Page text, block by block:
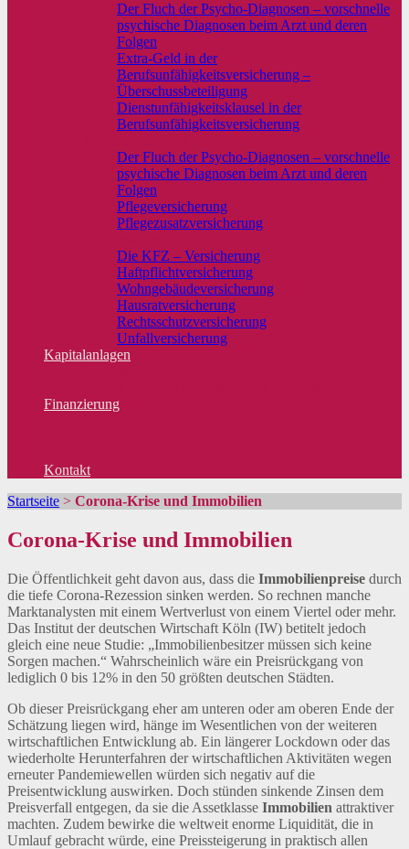
Der Fluch der Psycho-Diagnosen – vorschnelle
psychische Diagnosen beim Arzt und deren
Folgen
Extra-Geld in der
Berufsunfähigkeitsversicherung –
Überschussbeteiligung
Dienstunfähigkeitsklausel in der
Berufsunfähigkeitsversicherung
Der Fluch der Psycho-Diagnosen – vorschnelle
psychische Diagnosen beim Arzt und deren
Folgen
Pflegeversicherung
Pflegezusatzversicherung
Die KFZ – Versicherung
Haftpflichtversicherung
Wohngebäudeversicherung
Hausratversicherung
Rechtsschutzversicherung
Unfallversicherung
Kapitalanlagen
Finanzierung
Kontakt
Startseite > Corona-Krise und Immobilien
Corona-Krise und Immobilien
Die Öffentlichkeit geht davon aus, dass die Immobilienpreise durch
die tiefe Corona-Rezession sinken werden. So rechnen manche
Marktanalysten mit einem Wertverlust von einem Viertel oder mehr.
Das Institut der deutschen Wirtschaft Köln (IW) betitelt jedoch
gleich eine neue Studie: „Immobilienbesitzer müssen sich keine
Sorgen machen.“ Wahrscheinlich wäre ein Preisrückgang von
lediglich 0 bis 12% in den 50 größten deutschen Städten.
Ob dieser Preisrückgang eher am unteren oder am oberen Ende der
Schätzung liegen wird, hänge im Wesentlichen von der weiteren
wirtschaftlichen Entwicklung ab. Ein längerer Lockdown oder das
wiederholte Herunterfahren der wirtschaftlichen Aktivitäten wegen
erneuter Pandemiewellen würden sich negativ auf die
Preisentwicklung auswirken. Doch stünden sinkende Zinsen dem
Preisverfall entgegen, da sie die Assetklasse Immobilien attraktiver
machten. Zudem bewirke die weltweit enorme Liquidität, die in
Umlauf gebracht würde, eine Preissteigerung in praktisch allen